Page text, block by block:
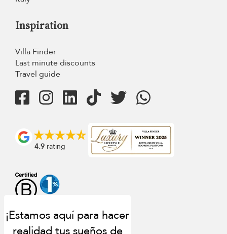
Inspiration
Villa Finder
Last minute discounts
Travel guide
4.9 rating